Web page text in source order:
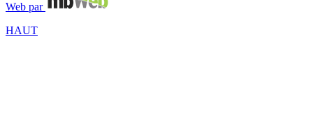
Web par
HAUT